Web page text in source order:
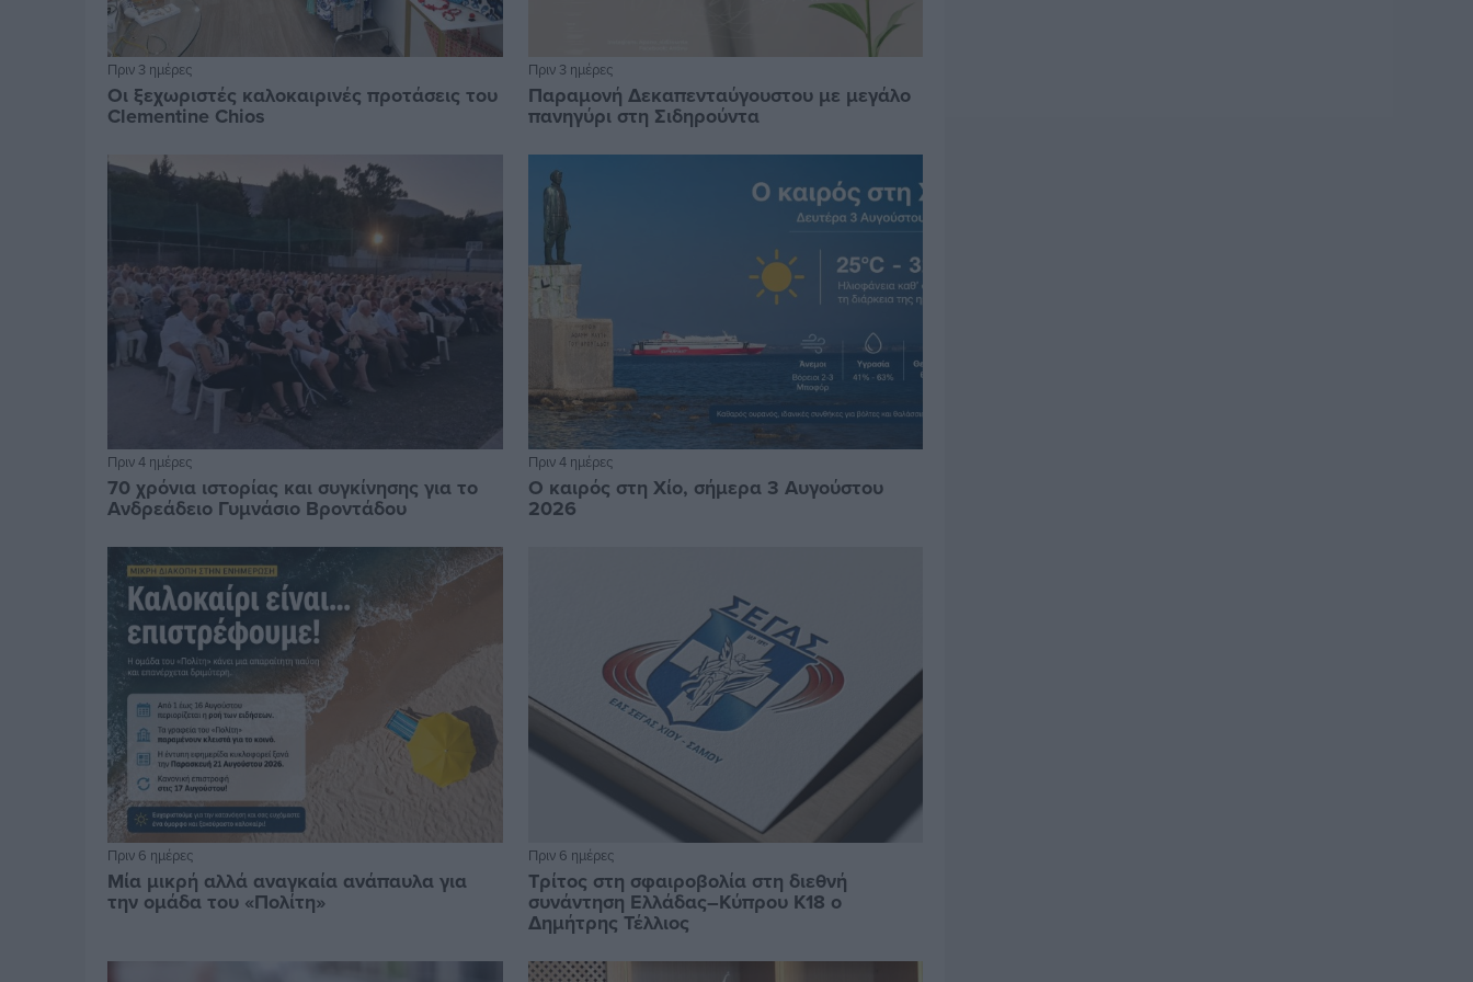
Πριν 3 ημέρες
Οι ξεχωριστές καλοκαιρινές προτάσεις του
Clementine Chios
Πριν 3 ημέρες
Παραμονή Δεκαπενταύγουστου με μεγάλο
πανηγύρι στη Σιδηρούντα
Πριν 4 ημέρες
70 χρόνια ιστορίας και συγκίνησης για το
Ανδρεάδειο Γυμνάσιο Βροντάδου
Πριν 4 ημέρες
Ο καιρός στη Χίο, σήμερα 3 Αυγούστου
2026
Πριν 6 ημέρες
Μία μικρή αλλά αναγκαία ανάπαυλα για
την ομάδα του «Πολίτη»
Πριν 6 ημέρες
Τρίτος στη σφαιροβολία στη διεθνή
συνάντηση Ελλάδας–Κύπρου Κ18 ο
Δημήτρης Τέλλιος